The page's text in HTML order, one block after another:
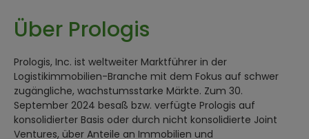
Über Prologis
Prologis, Inc. ist weltweiter Marktführer in der
Logistikimmobilien-Branche mit dem Fokus auf schwer
zugängliche, wachstumsstarke Märkte. Zum 30.
September 2024 besaß bzw. verfügte Prologis auf
konsolidierter Basis oder durch nicht konsolidierte Joint
Ventures, über Anteile an Immobilien und